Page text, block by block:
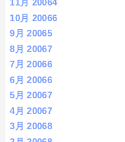
11月 20064
10月 20066
9月 20065
8月 20067
7月 20066
6月 20066
5月 20067
4月 20067
3月 20068